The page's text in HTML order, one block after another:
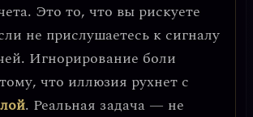
Это то, что вы рискуете
не прислушаетесь к сигналу
Игнорирование боли
что иллюзия рухнет с
. Реальная задача — не